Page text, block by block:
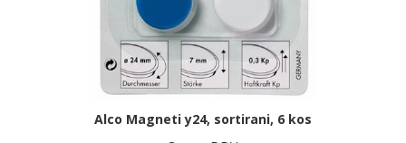
Alco Magneti y24, sortirani, 6 kos